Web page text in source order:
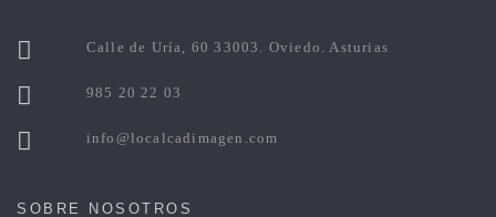
Calle de Uría, 60 33003. Oviedo. Asturias
985 20 22 03
info@localcadimagen.com
SOBRE NOSOTROS